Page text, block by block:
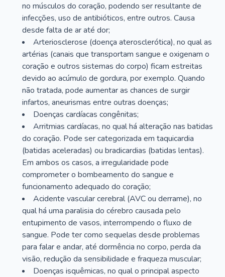
no músculos do coração, podendo ser resultante de
infecções, uso de antibióticos, entre outros. Causa
desde falta de ar até dor;
Arteriosclerose (doença aterosclerótica), no qual as
artérias (canais que transportam sangue e oxigenam o
coração e outros sistemas do corpo) ficam estreitas
devido ao acúmulo de gordura, por exemplo. Quando
não tratada, pode aumentar as chances de surgir
infartos, aneurismas entre outras doenças;
Doenças cardíacas congênitas;
Arritmias cardíacas, no qual há alteração nas batidas
do coração. Pode ser categorizada em taquicardia
(batidas aceleradas) ou bradicardias (batidas lentas).
Em ambos os casos, a irregularidade pode
comprometer o bombeamento do sangue e
funcionamento adequado do coração;
Acidente vascular cerebral (AVC ou derrame), no
qual há uma paralisia do cérebro causada pelo
entupimento de vasos, interrompendo o fluxo de
sangue. Pode ter como sequelas desde problemas
para falar e andar, até dormência no corpo, perda da
visão, redução da sensibilidade e fraqueza muscular;
Doenças isquêmicas, no qual o principal aspecto